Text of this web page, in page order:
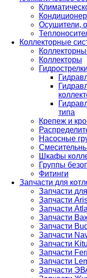
Осушители,
Коллекторные
Коллекторы
Гидрострелки
типа
Крепеж и
Насосные
Шкафы
Группы
Фитинги
Запчасти для
Запчасти
Запчасти
Запчасти
Запчасти
Запчасти
Запчасти
Запчасти
Запчасти
Запчасти
Запчасти